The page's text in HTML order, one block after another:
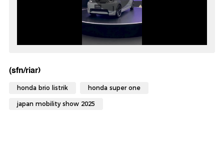
(sfn/riar)
honda brio listrik honda super one
japan mobility show 2025